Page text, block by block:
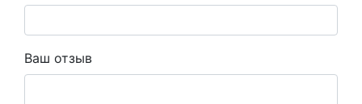
Ваш отзыв